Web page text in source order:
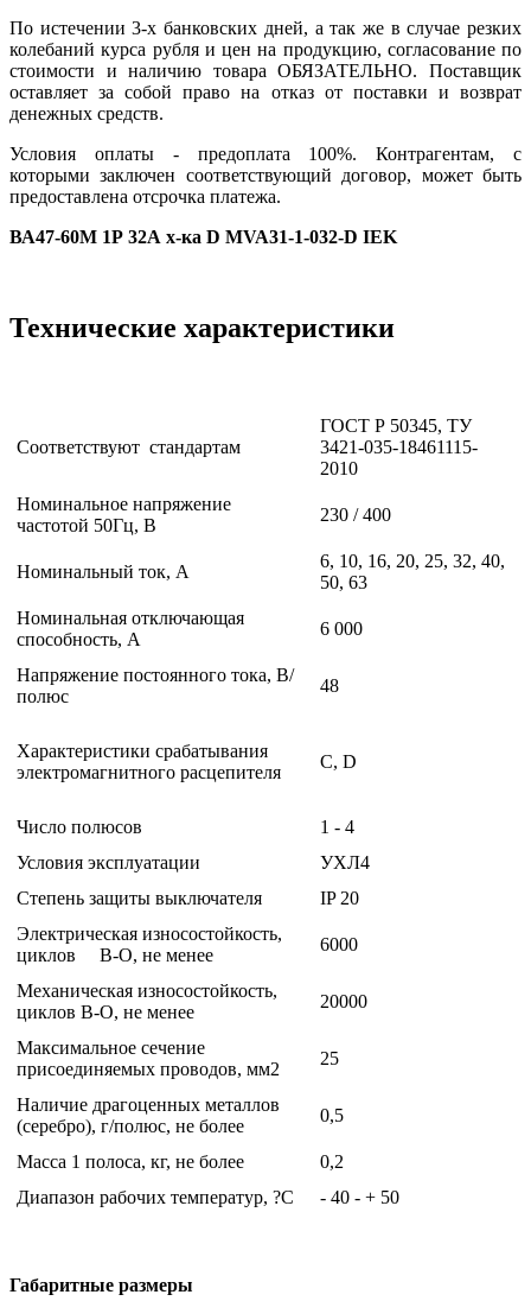
По истечении 3-х банковских дней, а так же в случае резких
колебаний курса рубля и цен на продукцию, согласование по
стоимости и наличию товара ОБЯЗАТЕЛЬНО. Поставщик
оставляет за собой право на отказ от поставки и возврат
денежных средств.
Условия оплаты - предоплата 100%. Контрагентам, с
которыми заключен соответствующий договор, может быть
предоставлена отсрочка платежа.
ВА47-60М 1Р 32А х-ка D MVA31-1-032-D IEK
Технические характеристики
Соответствуют стандартам
ГОСТ Р 50345, ТУ
3421-035-18461115-
2010
Номинальное напряжение
частотой 50Гц, В
230 / 400
Номинальный ток, А
6, 10, 16, 20, 25, 32, 40,
50, 63
Номинальная отключающая
способность, А
6 000
Напряжение постоянного тока, В/
полюс
48
Характеристики срабатывания
электромагнитного расцепителя
С, D
Число полюсов
1 - 4
Условия эксплуатации
УХЛ4
Степень защиты выключателя
IP 20
Электрическая износостойкость,
циклов В-О, не менее
6000
Механическая износостойкость,
циклов В-О, не менее
20000
Максимальное сечение
присоединяемых проводов, мм2
25
Наличие драгоценных металлов
(серебро), г/полюс, не более
0,5
Масса 1 полоса, кг, не более
0,2
Диапазон рабочих температур, ?С
- 40 - + 50
Габаритные размеры